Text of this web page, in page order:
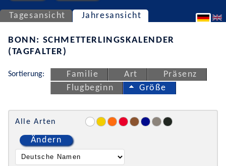
Tagesansicht Jahresansicht
BONN: SCHMETTERLINGSKALENDER
(TAGFALTER)
Sortierung: Familie Art
Präsenz
Flugbeginn
Größe
Alle Arten
Ändern